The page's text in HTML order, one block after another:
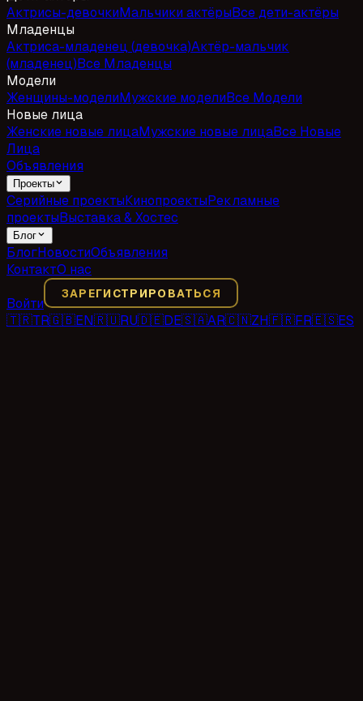
Актрисы-девочкиМальчики актёрыВсе дети-актёры
Младенцы
Актриса-младенец (девочка)Актёр-мальчик
(младенец)Все Младенцы
Модели
Женщины-моделиМужские моделиВсе Модели
Новые лица
Женские новые лицаМужские новые лицаВсе Новые
Лица
Объявления
Проекты
Серийные проектыКинопроектыРекламные
проектыВыставка & Хостес
Блог
БлогНовостиОбъявления
КонтактО нас
Войти
ЗАРЕГИСТРИРОВАТЬСЯ
🇹🇷TR🇬🇧EN🇷🇺RU🇩🇪DE🇸🇦AR🇨🇳ZH🇫🇷FR🇪🇸ES